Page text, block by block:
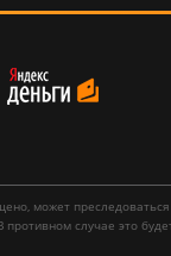
может
случае это